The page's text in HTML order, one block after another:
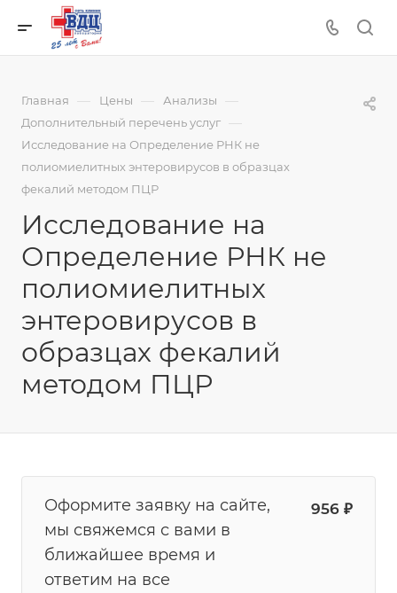
Главная — Цены — Анализы —
Дополнительный перечень услуг —
Исследование на Определение РНК не
полиомиелитных энтеровирусов в образцах
фекалий методом ПЦР
Исследование на
Определение РНК не
полиомиелитных
энтеровирусов в
образцах фекалий
методом ПЦР
Оформите заявку на сайте,
мы свяжемся с вами в
ближайшее время и
ответим на все
956 ₽